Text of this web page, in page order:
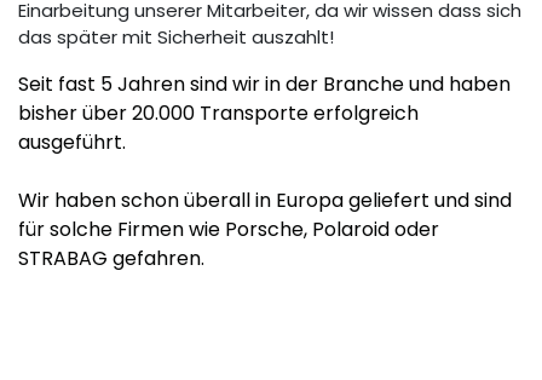
Einarbeitung unserer Mitarbeiter, da wir wissen dass sich
das später mit Sicherheit auszahlt!
Seit fast 5 Jahren sind wir in der Branche und haben
bisher über 20.000 Transporte erfolgreich
ausgeführt.
Wir haben schon überall in Europa geliefert und sind
für solche Firmen wie Porsche, Polaroid oder
STRABAG gefahren.